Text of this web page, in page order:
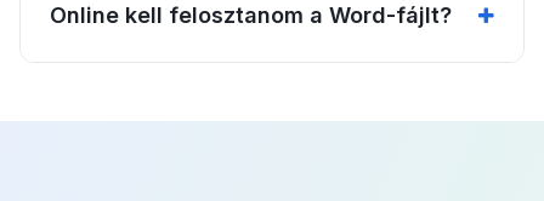
Online kell felosztanom a Word-fájlt?